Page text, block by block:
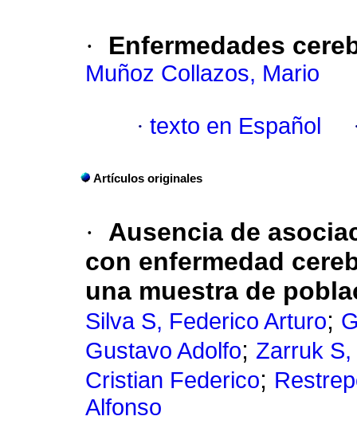
· Enfermedades
Muñoz Collazos, Mario
· texto en Español
Artículos originales
·
Ausencia de
con enfermedad
una muestra de
Silva S, Federico Arturo;
Gustavo Adolfo; Zarruk
Cristian Federico;
Alfonso